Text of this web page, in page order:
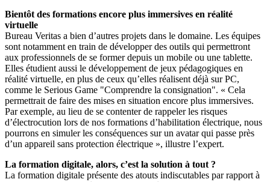
Bientôt des formations encore plus immersives en réalité
virtuelle
Bureau Veritas a bien d’autres projets dans le domaine. Les équipes
sont notamment en train de développer des outils qui permettront
aux professionnels de se former depuis un mobile ou une tablette.
Elles étudient aussi le développement de jeux pédagogiques en
réalité virtuelle, en plus de ceux qu’elles réalisent déjà sur PC,
comme le Serious Game "Comprendre la consignation". « Cela
permettrait de faire des mises en situation encore plus immersives.
Par exemple, au lieu de se contenter de rappeler les risques
d’électrocution lors de nos formations d’habilitation électrique, nous
pourrons en simuler les conséquences sur un avatar qui passe près
d’un appareil sans protection électrique », illustre l’expert.
La formation digitale, alors, c’est la solution à tout ?
La formation digitale présente des atouts indiscutables par rapport à